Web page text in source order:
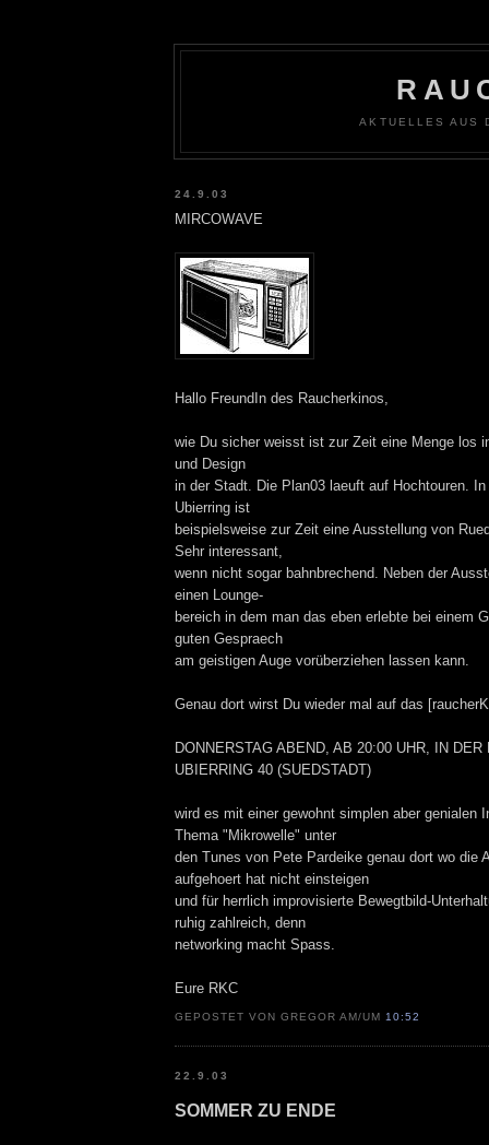
AKTUELLES AUS
24.9.03
MIRCOWAVE
Hallo FreundIn des Raucherkinos,
wie Du sicher weisst ist zur Zeit eine Menge los
und Design
in der Stadt. Die Plan03 laeuft auf Hochtouren.
Ubierring ist
beispielsweise zur Zeit eine Ausstellung von
Sehr interessant,
wenn nicht sogar bahnbrechend. Neben der
einen Lounge-
bereich in dem man das eben erlebte bei einem
guten Gespraech
am geistigen Auge vorüberziehen lassen kann.
Genau dort wirst Du wieder mal auf das
DONNERSTAG ABEND, AB 20:00 UHR, IN DER
UBIERRING 40 (SUEDSTADT)
wird es mit einer gewohnt simplen aber genialen
Thema "Mikrowelle" unter
den Tunes von Pete Pardeike genau dort wo die
aufgehoert hat nicht einsteigen
und für herrlich improvisierte Bewegtbild-
ruhig zahlreich, denn
networking macht Spass.
Eure RKC
GEPOSTET VON GREGOR AM/UM 10:52
22.9.03
SOMMER ZU ENDE